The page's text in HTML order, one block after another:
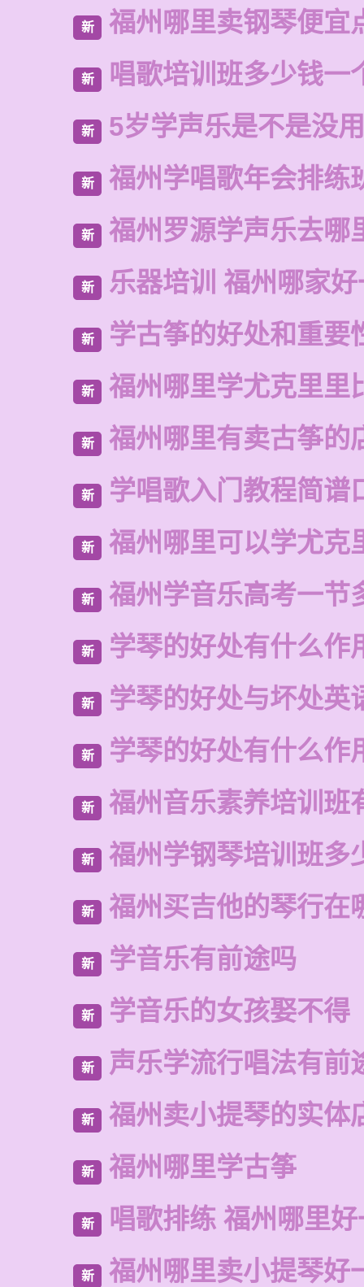
新 福州哪里卖钢琴便宜
新 唱歌培训班多少钱一
新 5岁学声乐是不是没用
新 福州学唱歌年会排练
新 福州罗源学声乐去哪
新 乐器培训 福州哪家
新 学古筝的好处和重要
新 福州哪里学尤克里里
新 福州哪里有卖古筝的
新 学唱歌入门教程简谱
新 福州哪里可以学尤克
新 福州学音乐高考一节
新 学琴的好处有什么作
新 学琴的好处与坏处英
新 学琴的好处有什么作
新 福州音乐素养培训班
新 福州学钢琴培训班多
新 福州买吉他的琴行在
新 学音乐有前途吗
新 学音乐的女孩娶不得
新 声乐学流行唱法有前
新 福州卖小提琴的实体
新 福州哪里学古筝
新 唱歌排练 福州哪里
新 福州哪里卖小提琴好